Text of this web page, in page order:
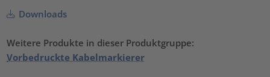
Downloads
Weitere Produkte in dieser Produktgruppe:
Vorbedruckte Kabelmarkierer